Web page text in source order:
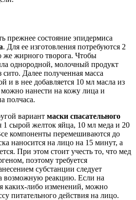
прежнее состояние эпидермиса
. Для ее изготовления потребуются 2
же жирного творога. Чтобы
однородной, молочный продукт
сито. Далее полученная масса
и в нее добавляется 10 мл масла из
нанести на кожу лица и
полчаса.
вариант маски спасательного
1 сырой желток яйца, 10 мл меда и 20
компоненты перемешиваются до
наносится на лицо на 15 минут, а
При этом стоит учесть то, что мед
поэтому требуется
субстанции следует
возможную реакцию. Если на
каких-либо изменений, можно
питательного действия на лицо.